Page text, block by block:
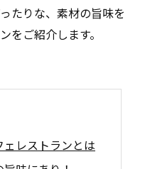
たりな、素材の旨味を
をご紹介します。
レストランとは